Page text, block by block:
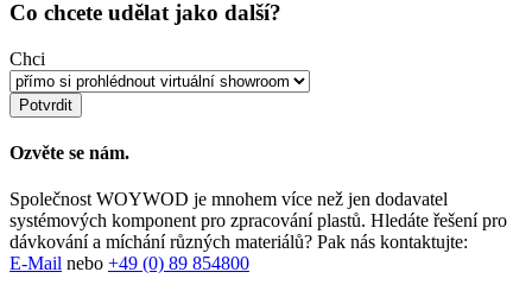
Co chcete udělat jako další?
Chci
Ozvěte se nám.
Společnost WOYWOD je mnohem více než jen dodavatel
systémových komponent pro zpracování plastů. Hledáte řešení pro
dávkování a míchání různých materiálů? Pak nás kontaktujte:
E-Mail nebo +49 (0) 89 854800